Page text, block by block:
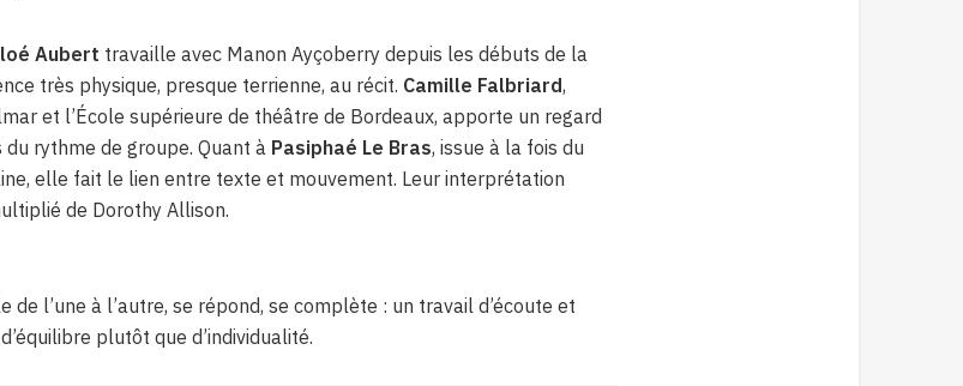
Aubert travaille avec Manon Ayçoberry depuis les débuts de la
très physique, presque terrienne, au récit. Camille Falbriard,
et l’École supérieure de théâtre de Bordeaux, apporte un regard
rythme de groupe. Quant à Pasiphaé Le Bras, issue à la fois du
elle fait le lien entre texte et mouvement. Leur interprétation
de Dorothy Allison.
l’une à l’autre, se répond, se complète : un travail d’écoute et
d’équilibre plutôt que d’individualité.